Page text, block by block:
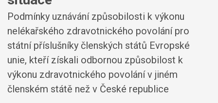
Podmínky uznávání způsobilosti k výkonu
nelékařského zdravotnického povolání pro
státní příslušníky členských států Evropské
unie, kteří získali odbornou způsobilost k
výkonu zdravotnického povolání v jiném
členském státě než v České republice